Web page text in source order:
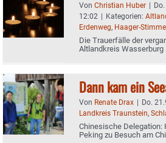
Von Christian Huber |
12:02 | Kategorien:
Erdenweg, Haager-Stimme
Die Trauerfälle der
Altlandkreis Wasserburg
Dann kam ein
Von Renate Drax | Do.
Landkreis Traunstein,
Chinesische Delegation:
Peking zu Besuch am